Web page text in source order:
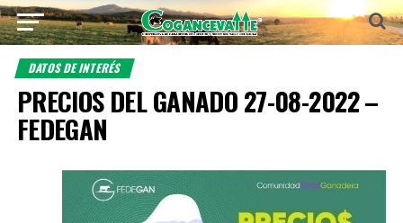
DATOS DE INTERÉS
PRECIOS DEL GANADO 27-08-2022 –
FEDEGAN